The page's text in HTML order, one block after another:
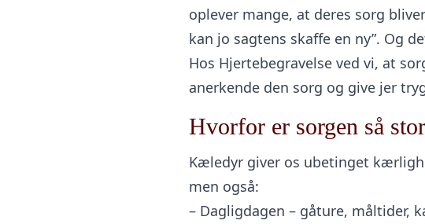
oplever mange, at deres sorg
kan jo sagtens skaffe en ny”. Og
Hos Hjertebegravelse ved vi, at
anerkende den sorg og give jer
Hvorfor er sorgen så
Kæledyr giver os ubetinget
men også:
– Dagligdagen – gåture, måltider,